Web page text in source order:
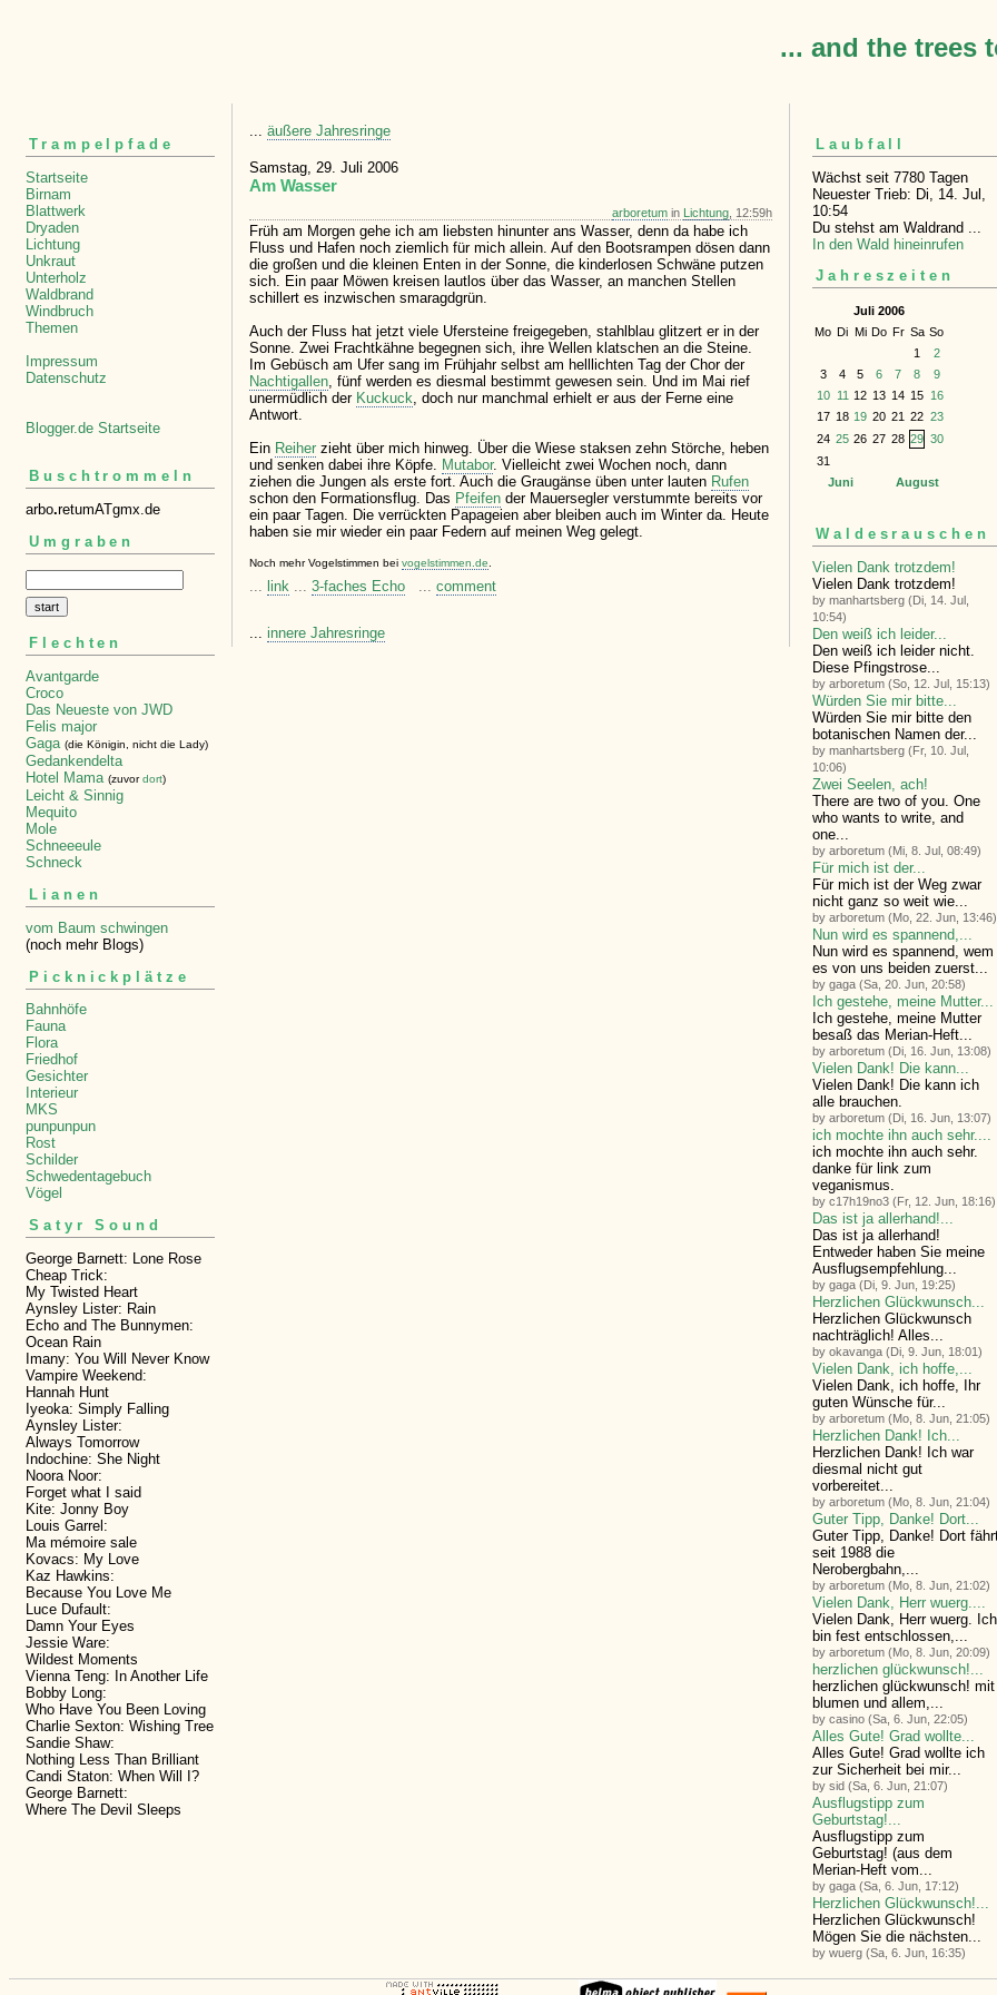
... and the trees
Trampelpfade
Startseite
Birnam
Blattwerk
Dryaden
Lichtung
Unkraut
Unterholz
Waldbrand
Windbruch
Themen
Impressum
Datenschutz
Blogger.de Startseite
Buschtrommeln
arbo.retumATgmx.de
Umgraben
Flechten
Avantgarde
Croco
Das Neueste von JWD
Felis major
Gaga (die Königin, nicht die Lady)
Gedankendelta
Hotel Mama (zuvordort)
Leicht & Sinnig
Mequito
Mole
Schneeeule
Schneck
Lianen
vom Baum schwingen
(noch mehr Blogs)
Picknickplätze
Bahnhöfe
Fauna
Flora
Friedhof
Gesichter
Interieur
MKS
punpunpun
Rost
Schilder
Schwedentagebuch
Vögel
Satyr Sound
George Barnett: Lone Rose
Cheap Trick:
My Twisted Heart
Aynsley Lister: Rain
Echo and The Bunnymen:
Ocean Rain
Imany: You Will Never Know
Vampire Weekend:
Hannah Hunt
Iyeoka: Simply Falling
Aynsley Lister:
Always Tomorrow
Indochine: She Night
Noora Noor:
Forget what I said
Kite: Jonny Boy
Louis Garrel:
Ma mémoire sale
Kovacs: My Love
Kaz Hawkins:
Because You Love Me
Luce Dufault:
Damn Your Eyes
Jessie Ware:
Wildest Moments
Vienna Teng: In Another Life
Bobby Long:
Who Have You Been Loving
Charlie Sexton: Wishing Tree
Sandie Shaw:
Nothing Less Than Brilliant
Candi Staton: When Will I?
George Barnett:
Where The Devil Sleeps
... äußere Jahresringe
Samstag, 29. Juli 2006
Am Wasser
arboretum in Lichtung , 12:59h
Früh am Morgen gehe ich am liebsten hinunter ans Wasser, denn da habe ich
Fluss und Hafen noch ziemlich für mich allein. Auf den Bootsrampen dösen dann
die großen und die kleinen Enten in der Sonne, die kinderlosen Schwäne putzen
sich. Ein paar Möwen kreisen lautlos über das Wasser, an manchen Stellen
schillert es inzwischen smaragdgrün.
Auch der Fluss hat jetzt viele Ufersteine freigegeben, stahlblau glitzert er in der
Sonne. Zwei Frachtkähne begegnen sich, ihre Wellen klatschen an die Steine.
Im Gebüsch am Ufer sang im Frühjahr selbst am helllichten Tag der Chor der
Nachtigallen, fünf werden es diesmal bestimmt gewesen sein. Und im Mai rief
unermüdlich der Kuckuck, doch nur manchmal erhielt er aus der Ferne eine
Antwort.
Ein Reiher zieht über mich hinweg. Über die Wiese staksen zehn Störche, heben
und senken dabei ihre Köpfe. Mutabor. Vielleicht zwei Wochen noch, dann
ziehen die Jungen als erste fort. Auch die Graugänse üben unter lauten Rufen
schon den Formationsflug. Das Pfeifen der Mauersegler verstummte bereits vor
ein paar Tagen. Die verrückten Papageien aber bleiben auch im Winter da. Heute
haben sie mir wieder ein paar Federn auf meinen Weg gelegt.
Noch mehr Vogelstimmen bei vogelstimmen.de
... link ... 3-faches Echo ... comment
... innere Jahresringe
Laubfall
Wächst seit 7780 Tagen
Neuester Trieb: Di, 14. Jul,
10:54
Du stehst am Waldrand ...
In den Wald hineinrufen
Jahreszeiten
Juli 2006
Mo Di Mi Do Fr Sa So
1
2
3
4 5 6 7 8
9
10
11 12 13 14 15 16
17 18 19 20 21 22 23
24 25 26 27 28 29 30
31
Juni
August
Waldesrauschen
Vielen Dank trotzdem!
Vielen Dank trotzdem!
by manhartsberg (Di, 14. Jul,
10:54)
Den weiß ich leider...
Den weiß ich leider nicht.
Diese Pfingstrose...
by arboretum (So, 12. Jul, 15:13)
Würden Sie mir bitte...
Würden Sie mir bitte den
botanischen Namen der...
by manhartsberg (Fr, 10. Jul,
10:06)
Zwei Seelen, ach!
There are two of you. One
who wants to write, and
one...
by arboretum (Mi, 8. Jul, 08:49)
Für mich ist der...
Für mich ist der Weg zwar
nicht ganz so weit wie...
by arboretum (Mo, 22. Jun, 13:46)
Nun wird es spannend,...
Nun wird es spannend, wem
es von uns beiden zuerst...
by gaga (Sa, 20. Jun, 20:58)
Ich gestehe, meine Mutter...
Ich gestehe, meine Mutter
besaß das Merian-Heft...
by arboretum (Di, 16. Jun, 13:08)
Vielen Dank! Die kann...
Vielen Dank! Die kann ich
alle brauchen.
by arboretum (Di, 16. Jun, 13:07)
ich mochte ihn auch sehr....
ich mochte ihn auch sehr.
danke für link zum
veganismus.
by c17h19no3 (Fr, 12. Jun, 18:16)
Das ist ja allerhand!...
Das ist ja allerhand!
Entweder haben Sie meine
Ausflugsempfehlung...
by gaga (Di, 9. Jun, 19:25)
Herzlichen Glückwunsch...
Herzlichen Glückwunsch
nachträglich! Alles...
by okavanga (Di, 9. Jun, 18:01)
Vielen Dank, ich hoffe,...
Vielen Dank, ich hoffe, Ihr
guten Wünsche für...
by arboretum (Mo, 8. Jun, 21:05)
Herzlichen Dank! Ich...
Herzlichen Dank! Ich war
diesmal nicht gut
vorbereitet...
by arboretum (Mo, 8. Jun, 21:04)
Guter Tipp, Danke! Dort...
Guter Tipp, Danke! Dort
seit 1988 die
Nerobergbahn,...
by arboretum (Mo, 8. Jun, 21:02)
Vielen Dank, Herr wuerg....
Vielen Dank, Herr wuerg. Ich
bin fest entschlossen,...
by arboretum (Mo, 8. Jun, 20:09)
herzlichen glückwunsch!...
herzlichen glückwunsch! mit
blumen und allem,...
by casino (Sa, 6. Jun, 22:05)
Alles Gute! Grad wollte...
Alles Gute! Grad wollte ich
zur Sicherheit bei mir...
by sid (Sa, 6. Jun, 21:07)
Ausflugstipp zum
Geburtstag!...
Ausflugstipp zum
Geburtstag! (aus dem
Merian-Heft vom...
by gaga (Sa, 6. Jun, 17:12)
Herzlichen Glückwunsch!...
Herzlichen Glückwunsch!
Mögen Sie die nächsten...
by wuerg (Sa, 6. Jun, 16:35)